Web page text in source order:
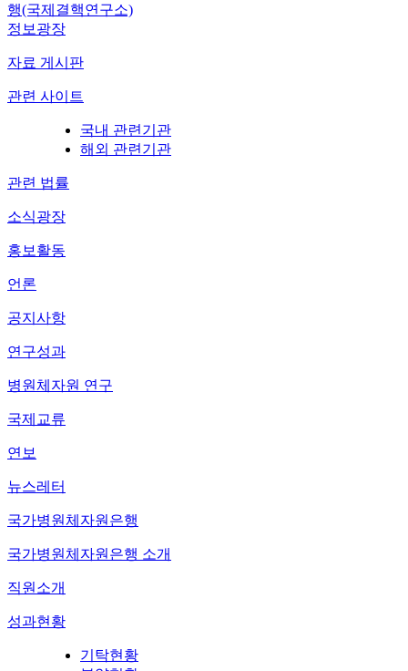
행(국제결핵연구소)
정보광장
자료 게시판
관련 사이트
국내 관련기관
해외 관련기관
관련 법률
소식광장
홍보활동
언론
공지사항
연구성과
병원체자원 연구
국제교류
연보
뉴스레터
국가병원체자원은행
국가병원체자원은행 소개
직원소개
성과현황
기탁현황